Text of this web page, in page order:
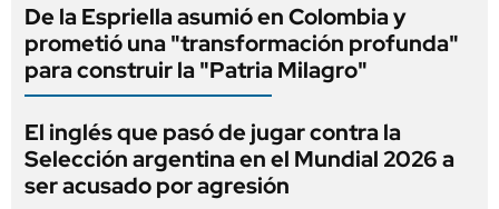
De la Espriella asumió en Colombia y
prometió una "transformación profunda"
para construir la "Patria Milagro"
El inglés que pasó de jugar contra la
Selección argentina en el Mundial 2026 a
ser acusado por agresión